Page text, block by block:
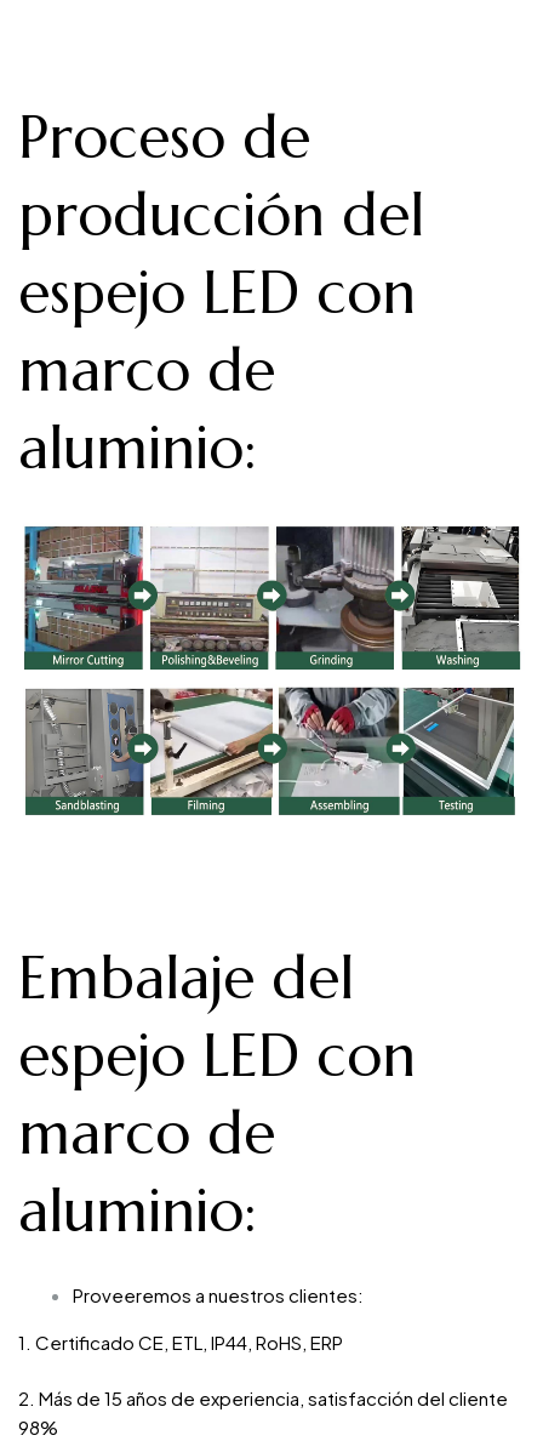
Proceso de
producción del
espejo LED con
marco de
aluminio:
Embalaje del
espejo LED con
marco de
aluminio:
Proveeremos a nuestros clientes:
1. Certificado CE, ETL, IP44, RoHS, ERP
2. Más de 15 años de experiencia, satisfacción del cliente
98%